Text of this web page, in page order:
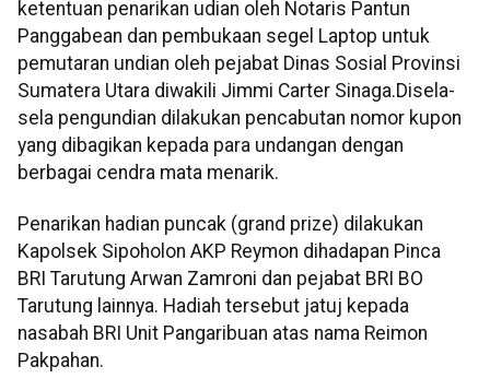
ketentuan penarikan udian oleh Notaris Pantun
Panggabean dan pembukaan segel Laptop untuk
pemutaran undian oleh pejabat Dinas Sosial Provinsi
Sumatera Utara diwakili Jimmi Carter Sinaga.Disela-
sela pengundian dilakukan pencabutan nomor kupon
yang dibagikan kepada para undangan dengan
berbagai cendra mata menarik.
Penarikan hadian puncak (grand prize) dilakukan
Kapolsek Sipoholon AKP Reymon dihadapan Pinca
BRI Tarutung Arwan Zamroni dan pejabat BRI BO
Tarutung lainnya. Hadiah tersebut jatuj kepada
nasabah BRI Unit Pangaribuan atas nama Reimon
Pakpahan.